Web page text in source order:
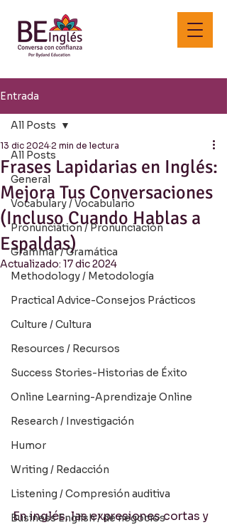
Entrada
All Posts
General
Vocabulary / Vocabulario
Pronunciation / Pronunciación
Grammar / Gramática
Methodology / Metodología
Practical Advice-Consejos Prácticos
Culture / Cultura
Resources / Recursos
Success Stories-Historias de Éxito
Online Learning-Aprendizaje Online
Research / Investigación
Humor
Writing / Redacción
Listening / Compresión auditiva
Business English / de negocios
All Posts
Frases Lapidarias en Inglés:
Mejora Tus Conversaciones
(Incluso Cuando Hablas a
Espaldas)
13 dic 2024 2 min de lectura
Actualizado: 17 dic 2024
En inglés, las expresiones cortas y